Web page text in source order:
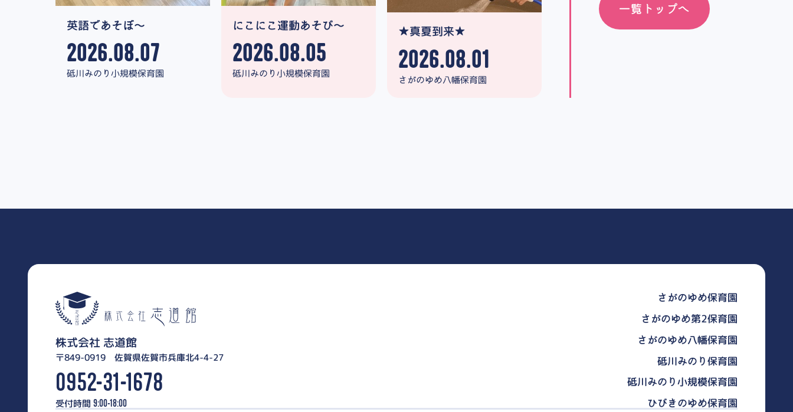
英語であそぼ～
2026.08.07
砥川みのり小規模保育園
にこにこ運動あそび～
2026.08.05
砥川みのり小規模保育園
★真夏到来★
2026.08.01
さがのゆめ八幡保育園
一覧トップへ
株式会社 志道館
〒849-0919 佐賀県佐賀市兵庫北4-4-27
0952-31-1678
受付時間9:00-18:00
さがのゆめ保育園
さがのゆめ第2保育園
さがのゆめ八幡保育園
砥川みのり保育園
砥川みのり小規模保育園
ひびきのゆめ保育園